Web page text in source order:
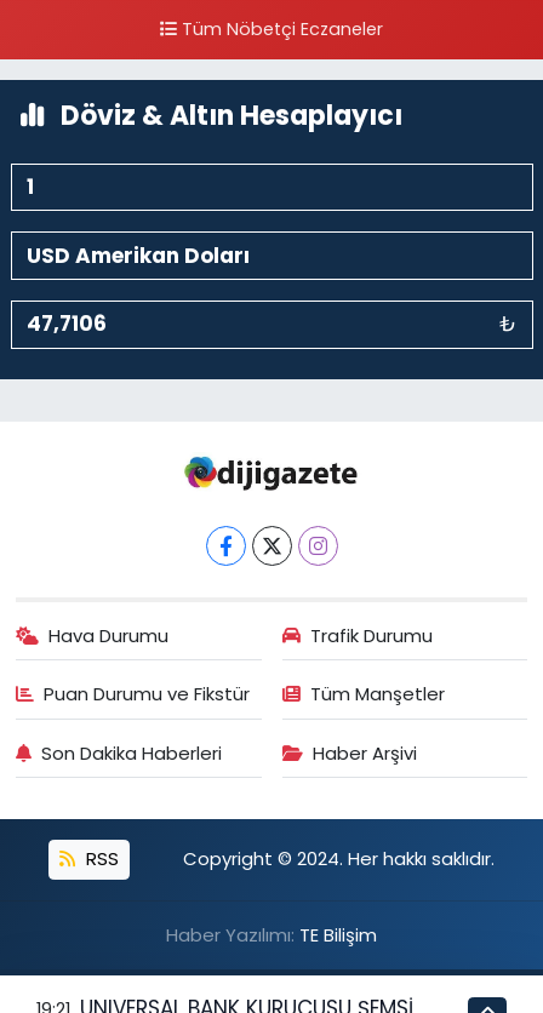
kalaycıbahçe Meydana DoğruTüm Nöbetçi Eczaneler
Döviz & Altın Hesaplayıcı
₺
Hava Durumu Trafik Durumu
Puan Durumu ve Fikstür Tüm Manşetler
Son Dakika Haberleri Haber Arşivi
RSS Copyright © 2024. Her hakkı saklıdır.
Haber Yazılımı: TE Bilişim